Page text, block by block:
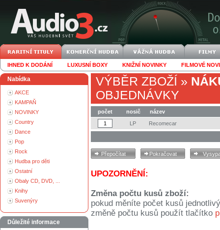
IHNED K DODÁNÍ LUXUSNÍ BOXY KNIŽNÍ NOVINKY FILMOVÉ
Nabídka
AKCE
KAMPAŇ
NOVINKY
Country
Dance
Pop
Rock
Hudba pro děti
Ostatní
Obaly CD, DVD, ...
Knihy
Suvenýry
Důležité informace
VÝBĚR ZBOŽÍ »
OBJEDNÁVKY
počet nosič
název
LP
Recomecar
UPOZORNĚNÍ:
Změna počtu kusů zboží:
pokud měníte počet kusů
změně počtu kusů použít tlačítko